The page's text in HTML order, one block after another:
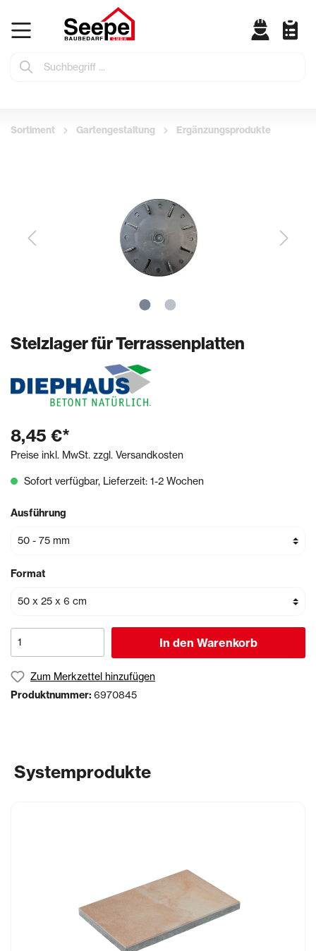
Sortiment Gartengestaltung Ergänzungsprodukte
Stelzlager für Terrassenplatten
8,45 €*
Preise inkl. MwSt. zzgl. Versandkosten
Sofort verfügbar, Lieferzeit: 1-2 Wochen
Ausführung
Format
In den Warenkorb
Zum Merkzettel hinzufügen
Produktnummer: 6970845
Systemprodukte